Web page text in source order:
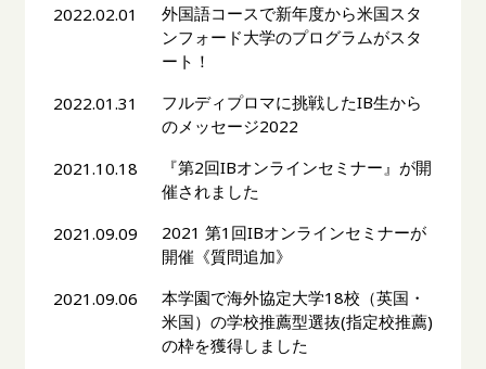
2022.02.01
外国語コースで新年度から米国スタ
ンフォード大学のプログラムがスタ
ート！
2022.01.31
フルディプロマに挑戦したIB生から
のメッセージ2022
2021.10.18
『第2回IBオンラインセミナー』が開
催されました
2021.09.09
2021 第1回IBオンラインセミナーが
開催《質問追加》
2021.09.06
本学園で海外協定大学18校（英国・
米国）の学校推薦型選抜(指定校推薦)
の枠を獲得しました